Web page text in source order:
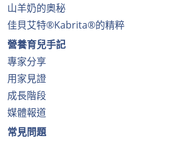
山羊奶的奧秘
佳貝艾特®Kabrita®的精粹
營養育兒手記
專家分享
用家見證
成長階段
媒體報道
常見問題